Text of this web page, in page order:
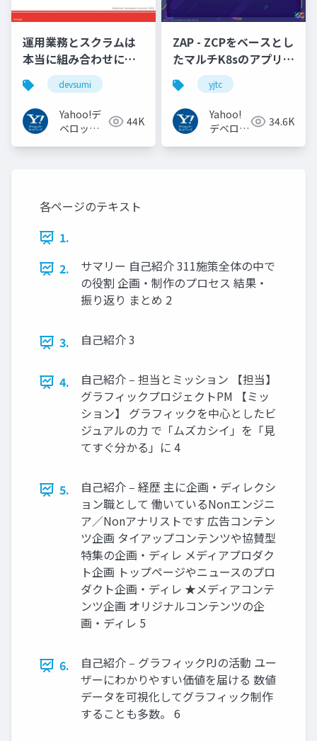
運用業務とスクラムは
本当に組み合わせにく
いのか︖運用業務が大
半を占めるプロダクト
開発での試行錯誤
devsumi
Yahoo!デ
ベロッパ
44K
ZAP - ZCPをベースとし
たマルチK8sのアプリケ
ーション実行基盤
#YJTC / YJTC21 B-3
yjtc
Yahoo!
デベロッ
34.6K
各ページのテキスト
1.
2.
サマリー ⾃⼰紹介 311施策全体の中で
の役割 企画・制作のプロセス 結果・
振り返り まとめ 2
3. ⾃⼰紹介 3
4.
⾃⼰紹介 ‒ 担当とミッション 【担当】
グラフィックプロジェクトPM 【ミッ
ション】 グラフィックを中⼼としたビ
ジュアルの⼒ で「ムズカシイ」を「⾒
てすぐ分かる」に 4
5.
⾃⼰紹介 ‒ 経歴 主に企画・ディレクシ
ョン職として 働いているNonエンジニ
ア／Nonアナリストです 広告コンテン
ツ企画 タイアップコンテンツや協賛型
特集の企画・ディレ メディアプロダク
ト企画 トップページやニュースのプロ
ダクト企画・ディレ ★メディアコンテ
ンツ企画 オリジナルコンテンツの企
画・ディレ 5
6.
⾃⼰紹介 ‒ グラフィックPJの活動 ユー
ザーにわかりやすい価値を届ける 数値
データを可視化してグラフィック制作
することも多数。 6